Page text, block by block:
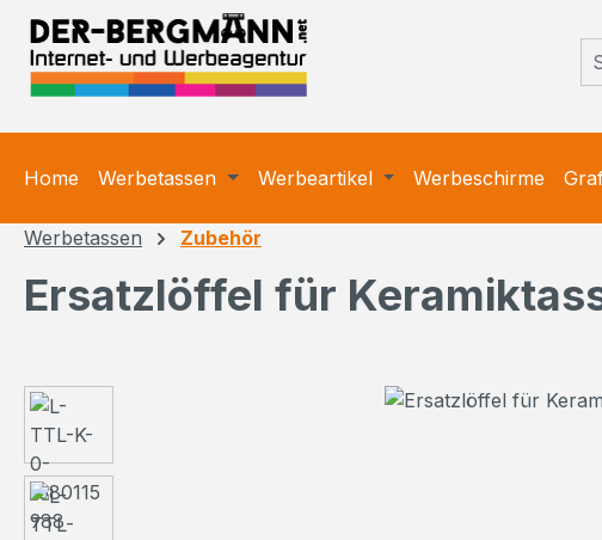
Hauptinhalt springen
Zur Suche springen
Zur Hauptnavigation springen
Home Werbetassen Werbeartikel Werbeschirme
Werbetassen Zubehör
Ersatzlöffel für
Bildergalerie überspringen